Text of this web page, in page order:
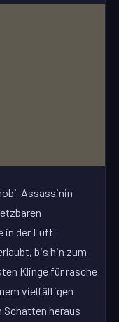
Assassinin
in der Luft
bis hin zum
Klinge für rasche
vielfältigen
Schatten heraus